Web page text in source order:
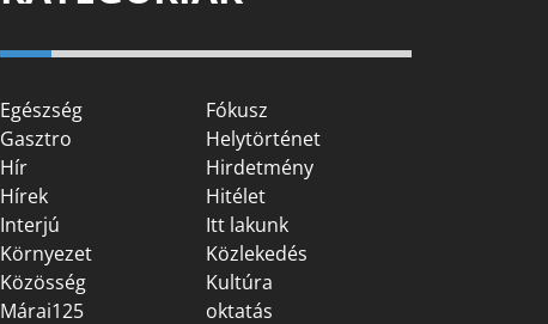
Egészség
Fókusz
Gasztro
Helytörténet
Hír
Hirdetmény
Hírek
Hitélet
Interjú
Itt lakunk
Környezet
Közlekedés
Közösség
Kultúra
Márai125
oktatás